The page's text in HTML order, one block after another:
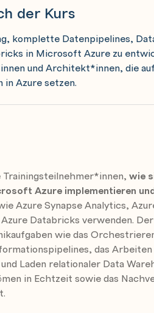
der Kurs
komplette Datenpipelines,
in Microsoft Azure zu
und Architekt*innen, die
in Azure setzen.
wie
Azure implementieren
Azure Synapse Analytics,
Databricks verwenden.
wie das
das
Laden relationaler Data
in Echtzeit sowie das